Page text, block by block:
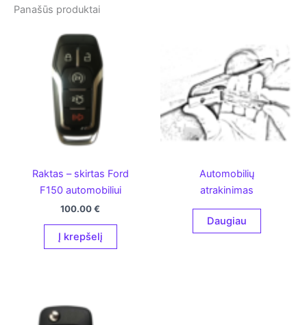
Panašūs produktai
Raktas – skirtas Ford
F150 automobiliui
100.00€
Į krepšelį
Automobilių
atrakinimas
Daugiau